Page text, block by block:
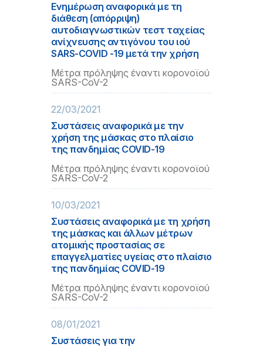
Ενημέρωση αναφορικά με τη
διάθεση (απόρριψη)
αυτοδιαγνωστικών τεστ ταχείας
ανίχνευσης αντιγόνου του ιού
SARS-COVID -19 μετά την χρήση
Μέτρα πρόληψης έναντι κορονοϊού
SARS-CoV-2
22/03/2021
Συστάσεις αναφορικά με την
χρήση της μάσκας στo πλαίσιο
της πανδημίας COVID-19
Μέτρα πρόληψης έναντι κορονοϊού
SARS-CoV-2
10/03/2021
Συστάσεις αναφορικά με τη χρήση
της μάσκας και άλλων μέτρων
ατομικής προστασίας σε
επαγγελματίες υγείας στo πλαίσιο
της πανδημίας COVID-19
Μέτρα πρόληψης έναντι κορονοϊού
SARS-CoV-2
08/01/2021
Συστάσεις για την